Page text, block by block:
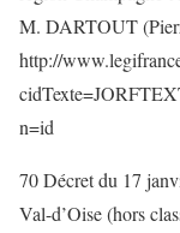
M. DARTOUT
http://
n=id
70 Décret du 17
Val-d’Oise (hors